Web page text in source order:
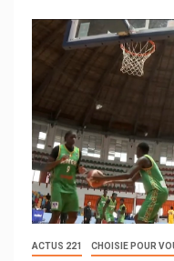
ACTUS 221 CHOISIE POUR